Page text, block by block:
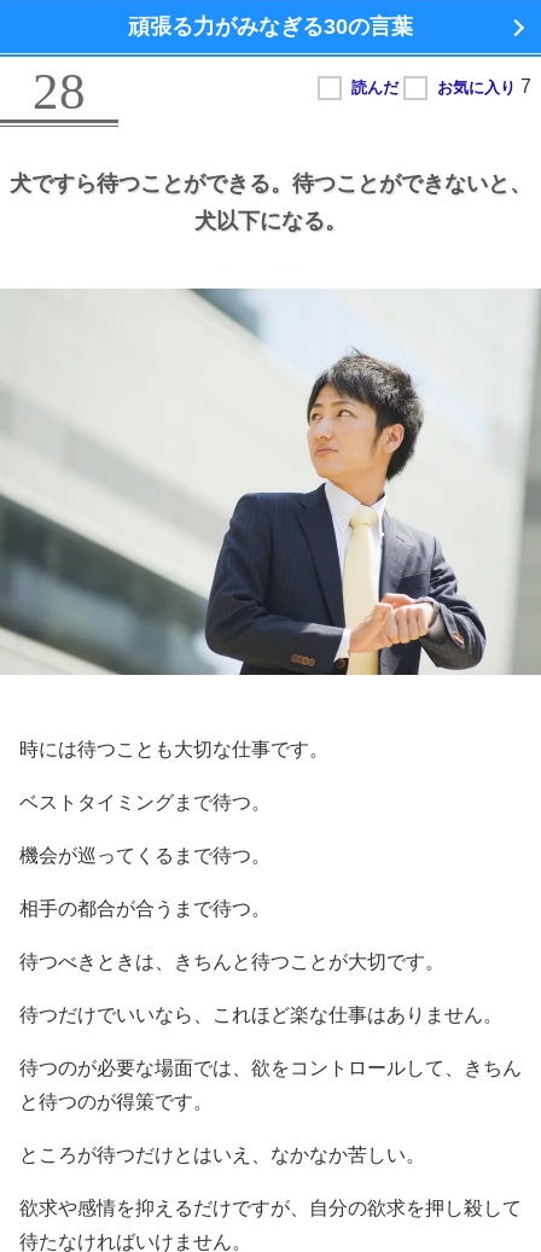
頑張る力がみなぎる30の言葉
28
犬ですら待つことができる。 待つことができないと、
犬以下になる。
時には待つことも大切な仕事です。
ベストタイミングまで待つ。
機会が巡ってくるまで待つ。
相手の都合が合うまで待つ。
待つべきときは、きちんと待つことが大切です。
待つだけでいいなら、これほど楽な仕事はありません。
待つのが必要な場面では、欲をコントロールして、きちん
と待つのが得策です。
ところが待つだけとはいえ、なかなか苦しい。
欲求や感情を抑えるだけですが、自分の欲求を押し殺して
待たなければいけません。